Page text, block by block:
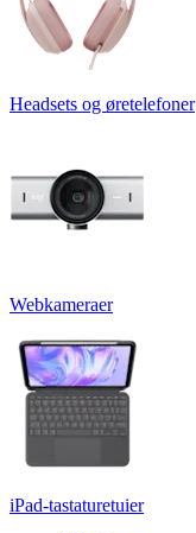
Headsets og øretelefoner
Webkameraer
iPad-tastaturetuier